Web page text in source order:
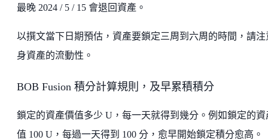
最晚 2024 / 5 / 15 會退回資產。
以撰文當下日期預估，資產要鎖定三周到六周的時間，請注
身資產的流動性。
BOB Fusion 積分計算規則，及早累積積分
鎖定的資產價值多少 U，每一天就得到幾分。例如鎖定的資
值 100 U，每過一天得到 100 分，愈早開始鎖定積分愈高。